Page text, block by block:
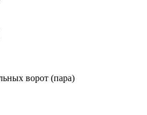
ворот (пара)